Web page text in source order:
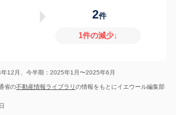
2件
1件の減少↓
12月、今半期：2025年1月〜2025年6月
省の不動産情報ライブラリの情報をもとにイエウール編集部